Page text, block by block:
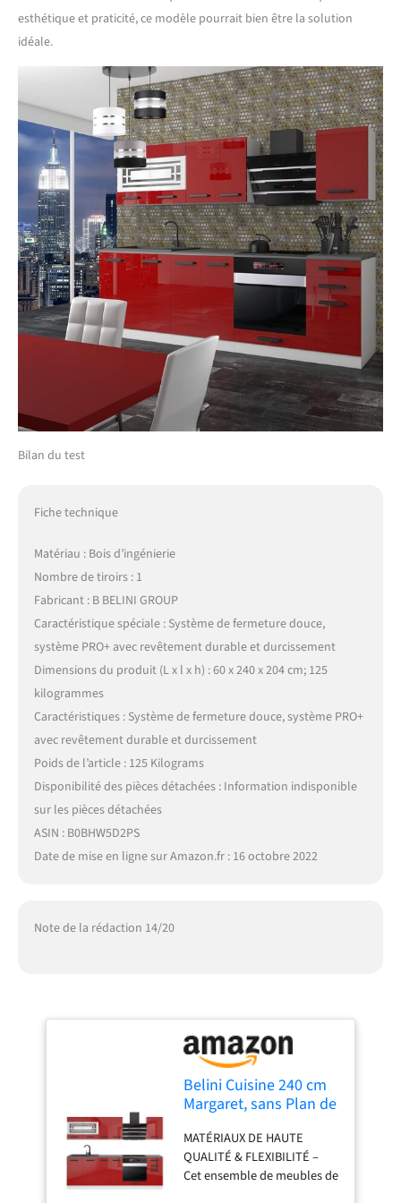
esthétique et praticité, ce modèle pourrait bien être la solution
idéale.
Bilan du test
Fiche technique
Matériau : Bois d’ingénierie
Nombre de tiroirs : 1
Fabricant : B BELINI GROUP
Caractéristique spéciale : Système de fermeture douce,
système PRO+ avec revêtement durable et durcissement
Dimensions du produit (L x l x h) : 60 x 240 x 204 cm; 125
kilogrammes
Caractéristiques : Système de fermeture douce, système PRO+
avec revêtement durable et durcissement
Poids de l’article : 125 Kilograms
Disponibilité des pièces détachées : Information indisponible
sur les pièces détachées
ASIN : B0BHW5D2PS
Date de mise en ligne sur Amazon.fr : 16 octobre 2022
Note de la rédaction 14/20
Belini Cuisine 240 cm
Margaret, sans Plan de
Brillant
MATÉRIAUX DE HAUTE
QUALITÉ & FLEXIBILITÉ –
Cet ensemble de meubles de